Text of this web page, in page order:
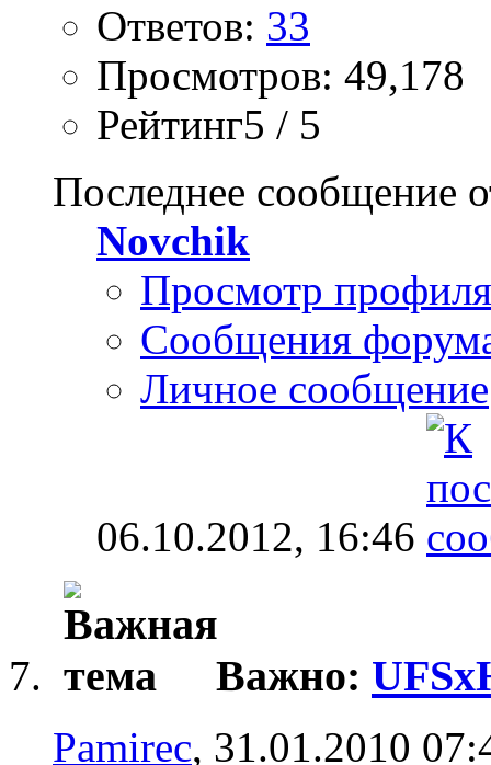
Ответов: 33
Просмотров: 49,178
Рейтинг5 / 5
Последнее сообщение
Novchik
Просмотр профиля
Сообщения
Личное сообщение
06.10.2012, 16:46
Важно:
Pamirec, 31.01.2010